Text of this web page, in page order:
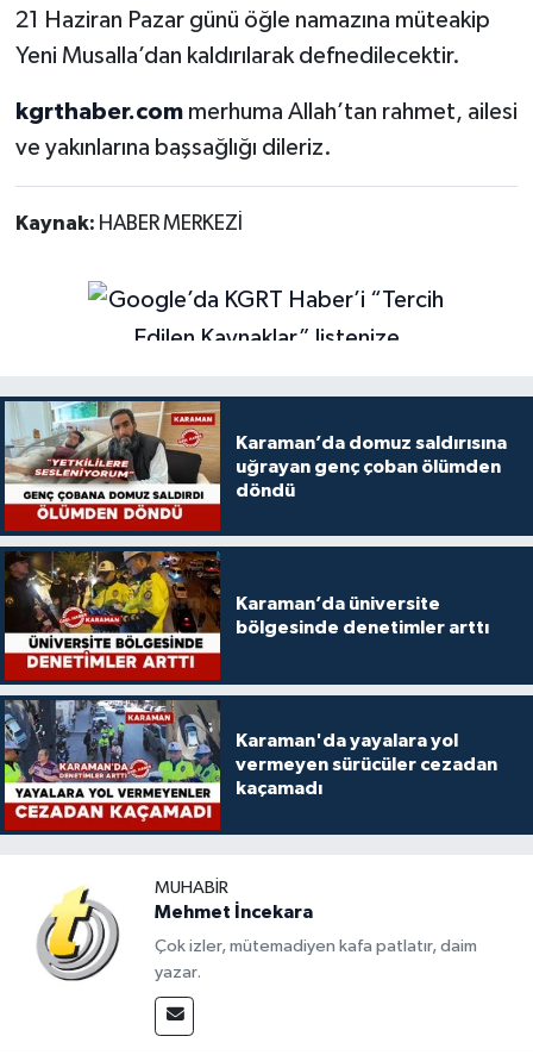
21 Haziran Pazar günü öğle namazına müteakip
Yeni Musalla’dan kaldırılarak defnedilecektir.
kgrthaber.commerhuma Allah’tan rahmet, ailesi
ve yakınlarına başsağlığı dileriz.
Kaynak: HABER MERKEZİ
Karaman’da domuz saldırısına
uğrayan genç çoban ölümden
döndü
Karaman’da üniversite
bölgesinde denetimler arttı
Karaman'da yayalara yol
vermeyen sürücüler cezadan
kaçamadı
MUHABIR
Mehmet İncekara
Çok izler, mütemadiyen kafa patlatır, daim
yazar.